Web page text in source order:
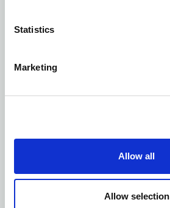
Statistics
Marketing
Allow all
Allow selection